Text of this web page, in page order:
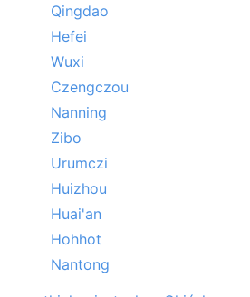
Qingdao
Hefei
Wuxi
Czengczou
Nanning
Zibo
Urumczi
Huizhou
Huai'an
Hohhot
Nantong